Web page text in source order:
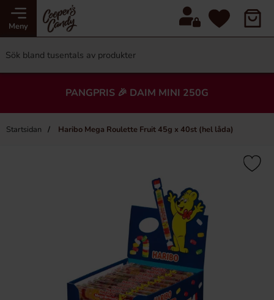
Meny
PANGPRIS 🎉 DAIM MINI 250G
Startsidan Haribo Mega Roulette Fruit 45g x 40st (hel låda)